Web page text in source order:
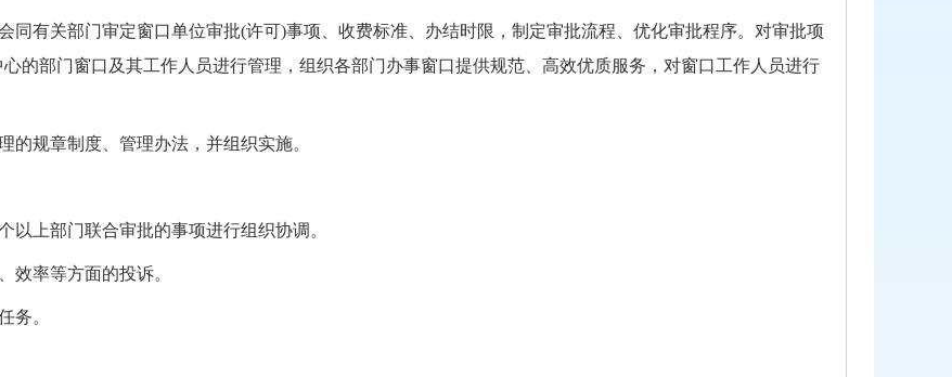
同有关部门审定窗口单位审批(许可)事项 、收费标准、办结时限，制定审批流程、优化审批程序。对审批项
的部门窗口及其工作人员进行管理，组织各部门办事窗口提供规范、高效优质服务，对窗口工作人员进行
的规章制度、管理办法，并组织实施。
以上部门联合审批的事项进行组织协调。
效率等方面的投诉。
务。